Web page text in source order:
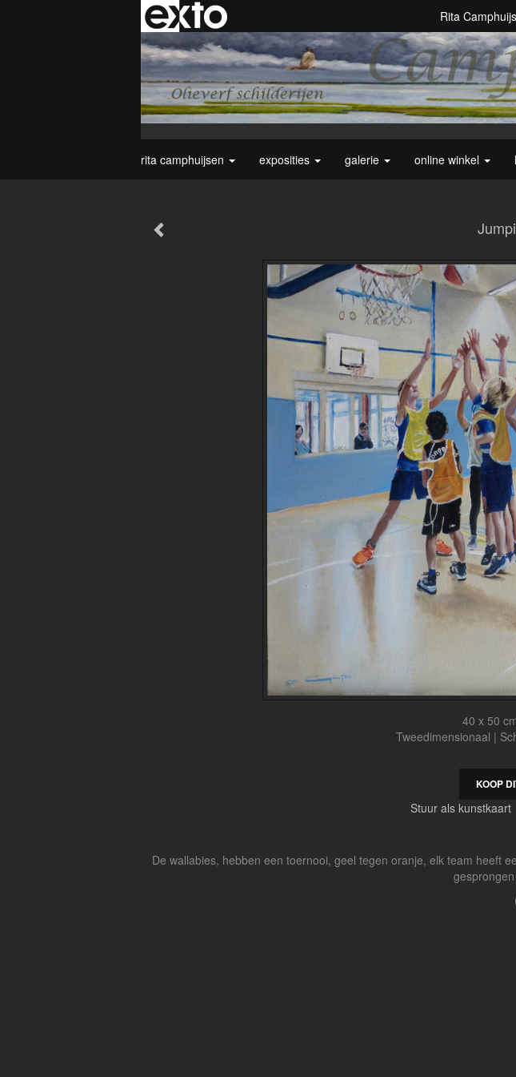
Rita
rita camphuijsen exposities galerie online winkel
40 x 50
Tweedimensionaal |
KOOP
Stuur als kunstkaart
De wallabies, hebben een toernooi, geel tegen oranje, elk team heeft